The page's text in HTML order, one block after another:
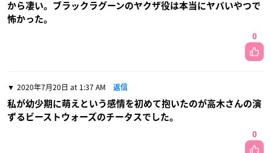
から凄い。ブラックラグーンのヤクザ役は本当にヤバいやつで
怖かった。
0
2020年7月20日 at 1:37 AM 返信
私が幼少期に萌えという感情を初めて抱いたのが高木さんの演
ずるビーストウォーズのチータスでした。
0